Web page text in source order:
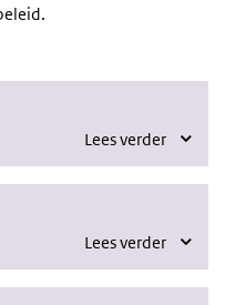
Lees verder
Lees verder